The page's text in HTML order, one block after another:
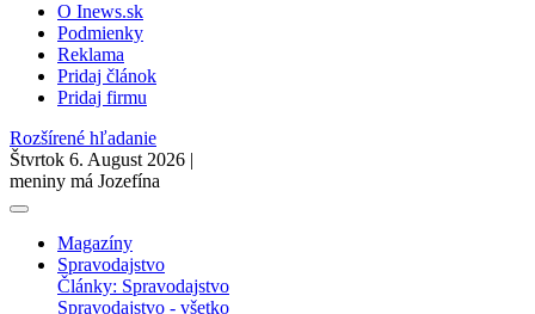
O Inews.sk
Podmienky
Reklama
Pridaj článok
Pridaj firmu
Rozšírené hľadanie
Štvrtok 6. August 2026 |
meniny má Jozefína
Magazíny
Spravodajstvo
Články: Spravodajstvo
Spravodajstvo - všetko